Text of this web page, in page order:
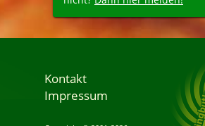
Kontakt
Impressum